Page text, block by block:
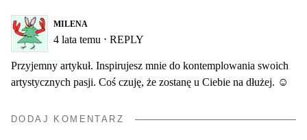
MILENA
4 lata temu ⋅ REPLY
Przyjemny artykuł. Inspirujesz mnie do kontemplowania swoich
artystycznych pasji. Coś czuję, że zostanę u Ciebie na dłużej. ☺
DODAJ KOMENTARZ